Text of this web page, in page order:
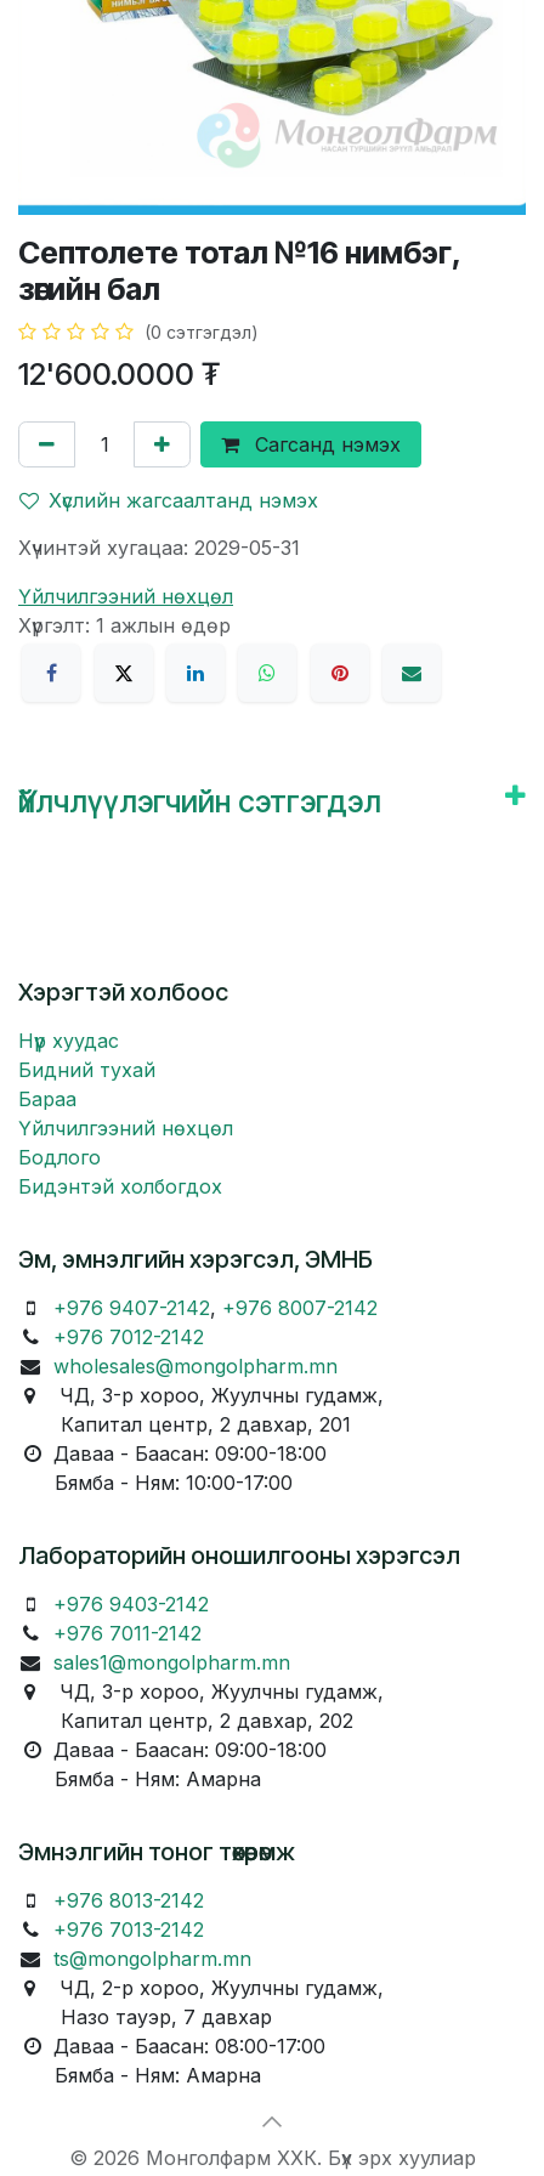
Септолете тотал №16 нимбэг,
зөгийн бал
(0 сэтгэгдэл)
12'600.0000 ₮
Сагсанд нэмэх
Хүслийн жагсаалтанд нэмэх
Хүчинтэй хугацаа: 2029-05-31
Үйлчилгээний нөхцөл
Хүргэлт: 1 ажлын өдөр
Үйлчлүүлэгчийн сэтгэгдэл
Хэрэгтэй холбоос
Нүүр хуудас
Бидний тухай
Бараа
Үйлчилгээний нөхцөл
Бодлого
Бидэнтэй холбогдох
Эм, эмнэлгийн хэрэгсэл, ЭМНБ
+976 9407-2142, +976 8007-2142
+976 7012-2142
wholesales@mongolpharm.mn
ЧД, 3-р хороо, Жуулчны гудамж,
Капитал центр, 2 давхар, 201
Даваа - Баасан: 09:00-18:00
Бямба - Ням: 10:00-17:00
Лабораторийн оношилгооны хэрэгсэл
+976 9403-2142
+976 7011-2142
sales1@mongolpharm.mn
ЧД, 3-р хороо, Жуулчны гудамж,
Капитал центр, 2 давхар, 202
Даваа - Баасан: 09:00-18:00
Бямба - Ням: Амарна
Эмнэлгийн тоног төхөөрөмж
+976 8013-2142
+976 7013-2142
ts@mongolpharm.mn
ЧД, 2-р хороо, Жуулчны гудамж,
Назо тауэр, 7 давхар
Даваа - Баасан: 08:00-17:00
Бямба - Ням: Амарна
© 2026 Монголфарм ХХК. Бүх эрх хуулиар